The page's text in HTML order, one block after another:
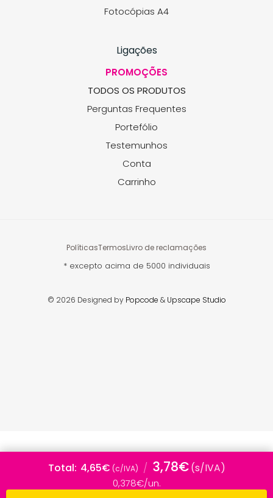
Fotocópias A4
Ligações
PROMOÇÕES
TODOS OS PRODUTOS
Perguntas Frequentes
Portefólio
Testemunhos
Conta
Carrinho
PolíticasTermosLivro de reclamações
* excepto acima de 5000 individuais
© 2026 Designed by Popcode & Upscape Studio
Total 4,65€ (c/IVA) / 3,78€(s/IVA)
0,378€/un.